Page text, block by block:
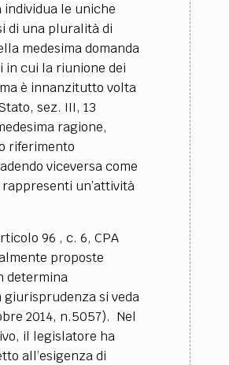
le uniche
di una pluralità di
medesima domanda
in cui la riunione dei
è innanzitutto volta
sez. III, 13
ragione,
riferimento
viceversa come
un’attività
96 , c. 6, CPA
proposte
determina
si veda
2014, n.5057). Nel
il legislatore ha
all’esigenza di